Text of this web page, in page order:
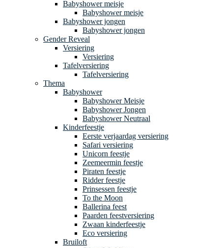
Babyshower meisje
Babyshower meisje
Babyshower jongen
Babyshower jongen
Gender Reveal
Versiering
Versiering
Tafelversiering
Tafelversiering
Thema
Babyshower
Babyshower Meisje
Babyshower Jongen
Babyshower Neutraal
Kinderfeestje
Eerste verjaardag versiering
Safari versiering
Unicorn feestje
Zeemeermin feestje
Piraten feestje
Ridder feestje
Prinsessen feestje
To the Moon
Ballerina feest
Paarden feestversiering
Zwaan kinderfeestje
Eco versiering
Bruiloft